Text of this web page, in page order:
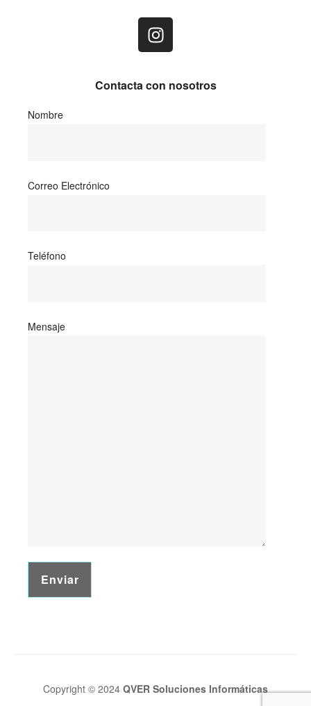
Contacta con nosotros
Nombre
Correo Electrónico
Teléfono
Mensaje
Copyright © 2024 QVER Soluciones Informáticas